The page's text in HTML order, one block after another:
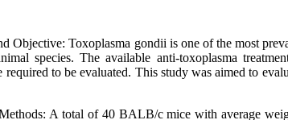
Objective: Toxoplasma gondii is one of the most
species. The available anti-toxoplasma
required to be evaluated. This study was aimed to
A total of 40 BALB/c mice with average